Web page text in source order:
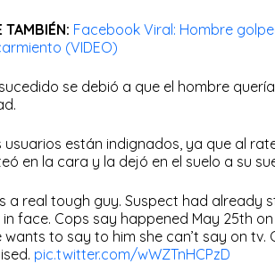
TAMBIÉN: Facebook Viral: Hombre
(VIDEO)
se debió a que el hombre
usuarios están indignados, ya que al
en la cara y la dejó en el suelo a su
a real tough guy. Suspect had already
in face. Cops say happened May 25th
wants to say to him she can’t say on tv.
pic.twitter.com/wWZTnHCPzD